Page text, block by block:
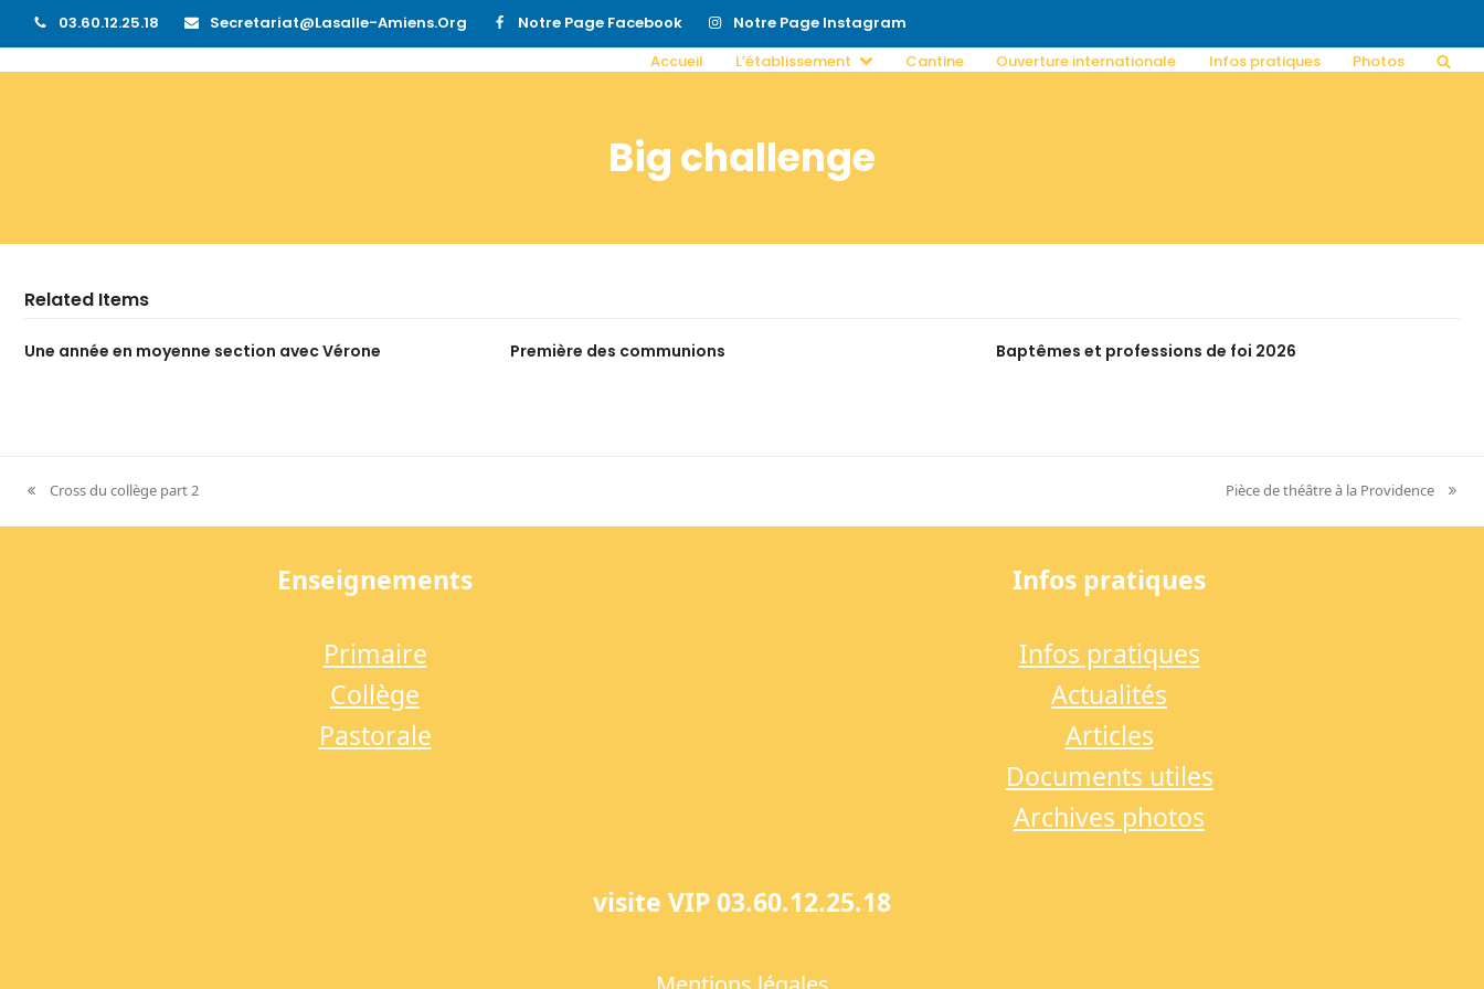
03.60.12.25.18 Secretariat@lasalle-Amiens.org Notre Page Facebook
Notre Page Instagram
Accueil
L’établissement Cantine Ouverture internationale Infos pratiques Photos
Big challenge
Related Items
Une année en moyenne section avec Vérone Première des communions Baptêmes et professions de foi 2026
previous
post:
Cross du collège part 2
next
post:
Pièce de théâtre à la Providence
Enseignements
Primaire
Collège
Pastorale
Infos pratiques
Infos pratiques
Actualités
Articles
Documents utiles
Archives photos
visite VIP 03.60.12.25.18